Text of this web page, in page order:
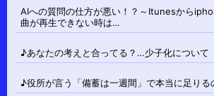
AIへの質問の仕方が悪い！？～Itunesから
曲が再生できない時は…
♪あなたの考えと合ってる？…少子化について
♪役所が言う「備蓄は一週間」で本当に足り